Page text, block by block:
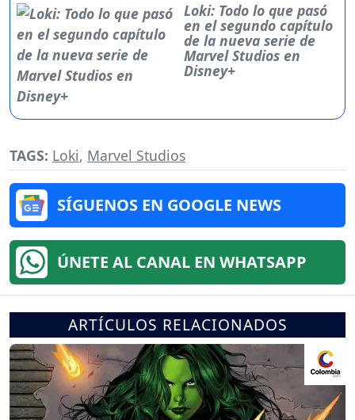
Loki: Todo lo que pasó
en el segundo capítulo
de la nueva serie de
Marvel Studios en
Disney+
TAGS: Loki, Marvel Studios
SÍGUENOS EN GOOGLE NEWS
ÚNETE AL CANAL EN WHATSAPP
ARTÍCULOS RELACIONADOS